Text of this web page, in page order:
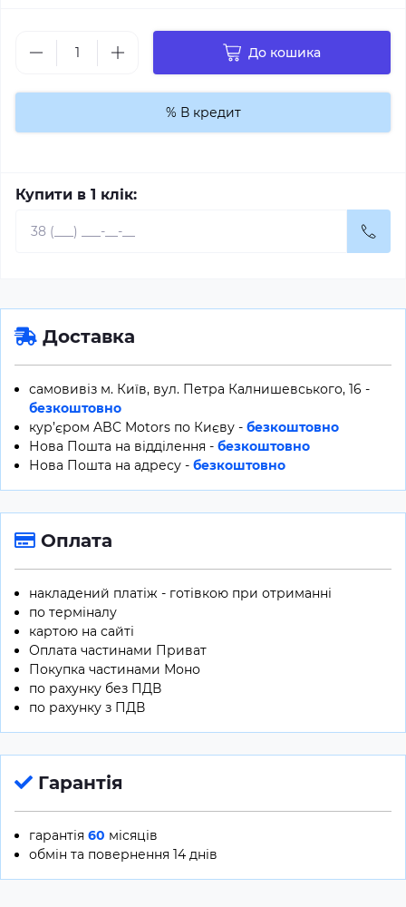
До кошика
% В кредит
Купити в 1 клік:
Доставка
самовивіз м. Київ, вул. Петра Калнишевського, 16 -
безкоштовно
кур’єром ABC Motors по Києву - безкоштовно
Нова Пошта на відділення - безкоштовно
Нова Пошта на адресу - безкоштовно
Оплата
накладений платіж - готівкою при отриманні
по терміналу
картою на сайті
Оплата частинами Приват
Покупка частинами Моно
по рахунку без ПДВ
по рахунку з ПДВ
Гарантія
гарантія 60 місяців
обмін та повернення 14 днів